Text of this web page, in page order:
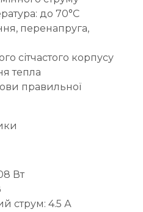
до 70°C
перенапруга,
сітчастого корпусу
тепла
правильної
Вт
струм: 4.5 А